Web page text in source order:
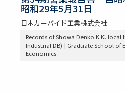
昭和29年5月31日
日本カーバイド工業株式会社
Records of Showa Denko K.K. local
Industrial DB) | Graduate School of
Economics